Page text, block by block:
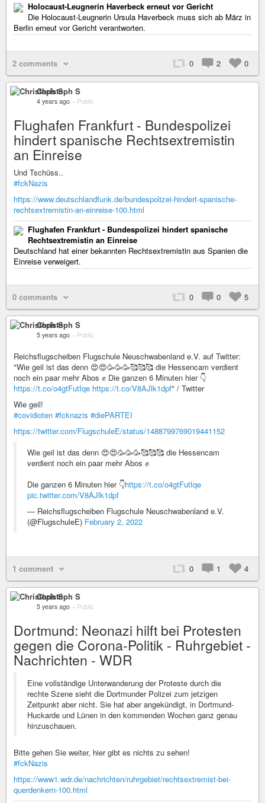
Holocaust-Leugnerin Haverbeck erneut vor Gericht
Die Holocaust-Leugnerin Ursula Haverbeck muss sich ab März in
Berlin erneut vor Gericht verantworten.
2 comments 0 2 0
Christoph S
4 years ago – Public
Flughafen Frankfurt - Bundespolizei
hindert spanische Rechtsextremistin
an Einreise
Und Tschüss..
#fckNazis
https://www.deutschlandfunk.de/bundespolizei-hindert-spanische-
rechtsextremistin-an-einreise-100.html
Flughafen Frankfurt - Bundespolizei hindert spanische
Rechtsextremistin an Einreise
Deutschland hat einer bekannten Rechtsextremistin aus Spanien die
Einreise verweigert.
0 comments 0 0 5
Christoph S
5 years ago – Public
Reichsflugscheiben Flugschule Neuschwabenland e.V. auf Twitter:
"Wie geil ist das denn 😍😍🥳🥳🥳🥰🥰🥰 die Hessencam verdient
noch ein paar mehr Abos ✊ Die ganzen 6 Minuten hier 👇
https://t.co/o4gtFutIqe https://t.co/V8AJlk1dpf" / Twitter
Wie geil!
#covidioten #fcknazis #diePARTEI
https://twitter.com/FlugschuleE/status/1488799769019441152
Wie geil ist das denn 😍😍🥳🥳🥳🥰🥰🥰 die Hessencam
verdient noch ein paar mehr Abos ✊
Die ganzen 6 Minuten hier 👇https://t.co/o4gtFutIqe
pic.twitter.com/V8AJlk1dpf
— Reichsflugscheiben Flugschule Neuschwabenland e.V.
(@FlugschuleE) February 2, 2022
1 comment 0 1 4
Christoph S
5 years ago – Public
Dortmund: Neonazi hilft bei Protesten
gegen die Corona-Politik - Ruhrgebiet -
Nachrichten - WDR
Eine vollständige Unterwanderung der Proteste durch die
rechte Szene sieht die Dortmunder Polizei zum jetzigen
Zeitpunkt aber nicht. Sie hat aber angekündigt, in Dortmund-
Huckarde und Lünen in den kommenden Wochen ganz genau
hinzuschauen.
Bitte gehen Sie weiter, hier gibt es nichts zu sehen!
#fckNazis
https://www1.wdr.de/nachrichten/ruhrgebiet/rechtsextremist-bei-
querdenkern-100.html